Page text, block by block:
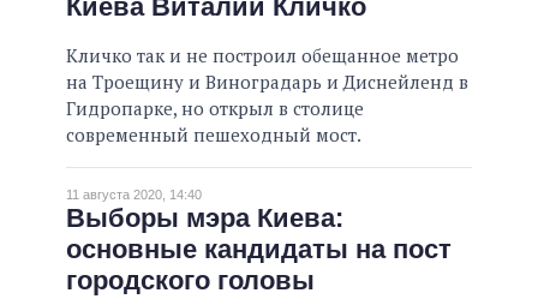
Киева Виталий Кличко
Кличко так и не построил обещанное метро
на Троещину и Виноградарь и Диснейленд в
Гидропарке, но открыл в столице
современный пешеходный мост.
11 августа 2020, 14:40
Выборы мэра Киева:
основные кандидаты на пост
городского головы